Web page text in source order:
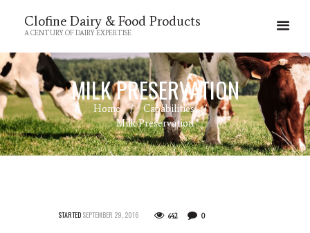
Clofine Dairy & Food Products
A CENTURY OF DAIRY EXPERTISE
MILK PRESERVATION
Home
Capabilities
Milk Preservation
STARTED SEPTEMBER 29, 2016 642 0